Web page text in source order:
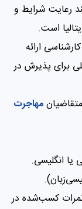
رعایت شرایط و
است.
ارائه
اصلی برای پذیرش در
مهاجرت
یا انگلیسی.
کسب‌شده در